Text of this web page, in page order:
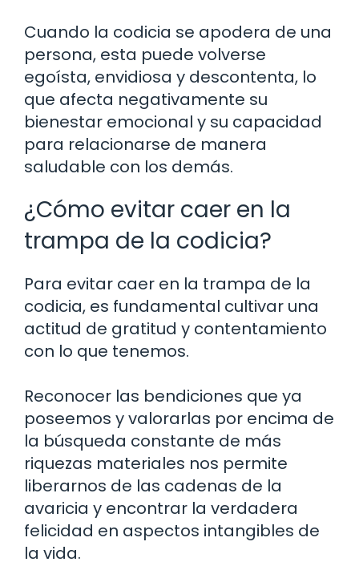
Cuando la codicia se apodera de una
persona, esta puede volverse
egoísta, envidiosa y descontenta, lo
que afecta negativamente su
bienestar emocional y su capacidad
para relacionarse de manera
saludable con los demás.
¿Cómo evitar caer en la
trampa de la codicia?
Para evitar caer en la trampa de la
codicia, es fundamental cultivar una
actitud de gratitud y contentamiento
con lo que tenemos.
Reconocer las bendiciones que ya
poseemos y valorarlas por encima de
la búsqueda constante de más
riquezas materiales nos permite
liberarnos de las cadenas de la
avaricia y encontrar la verdadera
felicidad en aspectos intangibles de
la vida.